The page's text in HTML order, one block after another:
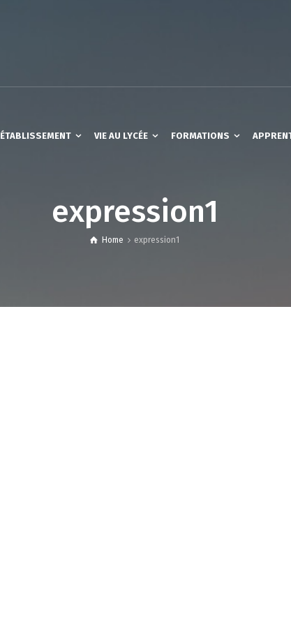
ÉTABLISSEMENT VIE AU LYCÉE FORMATIONS
expression1
Home expression1